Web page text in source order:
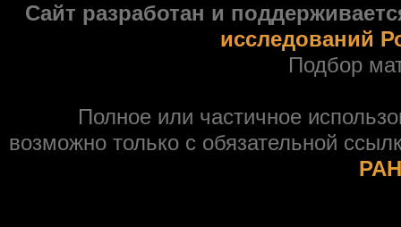
Сайт разработан и
исследований
Подбор
Полное или частичное
возможно только с обязательной